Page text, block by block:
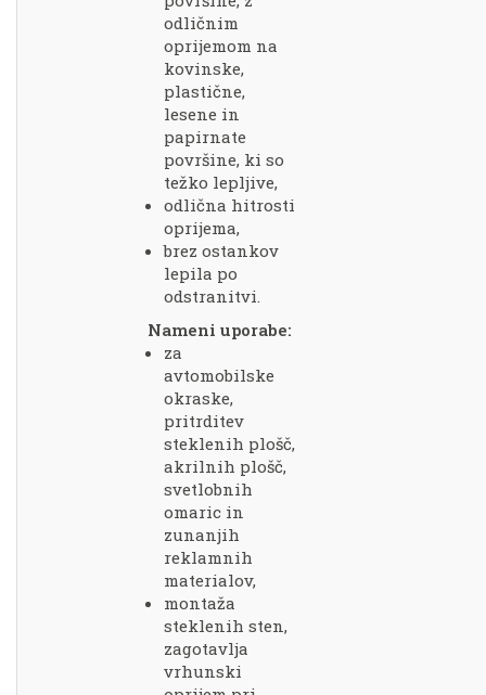
odličnim
oprijemom na
kovinske,
plastične,
lesene in
papirnate
površine, ki so
težko lepljive,
odlična hitrosti
oprijema,
brez ostankov
lepila po
odstranitvi.
Nameni uporabe:
za
avtomobilske
okraske,
pritrditev
steklenih plošč,
akrilnih plošč,
svetlobnih
omaric in
zunanjih
reklamnih
materialov,
montaža
steklenih sten,
zagotavlja
vrhunski